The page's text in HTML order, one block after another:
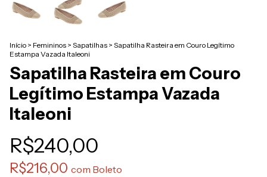
Início > Femininos > Sapatilhas > Sapatilha Rasteira em Couro Legítimo
Estampa Vazada Italeoni
Sapatilha Rasteira em Couro
Legítimo Estampa Vazada
Italeoni
R$240,00
R$216,00 com Boleto